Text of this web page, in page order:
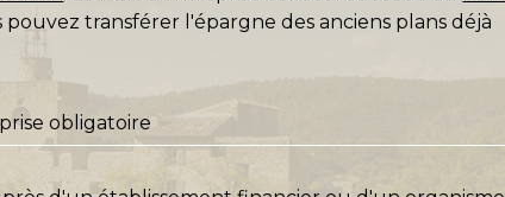
pouvez transférer l'épargne des anciens plans déjà
obligatoire